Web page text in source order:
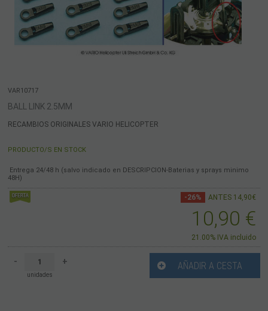
VAR10717
BALL LINK 2.5MM
RECAMBIOS ORIGINALES VARIO HELICOPTER
PRODUCTO/S EN STOCK
Entrega 24/48 h (salvo indicado en DESCRIPCION-Baterias y sprays minimo
48H)
-26% ANTES 14,90€
10,90 €
21.00% IVA incluido
-
unidades
+ AÑADIR A CESTA